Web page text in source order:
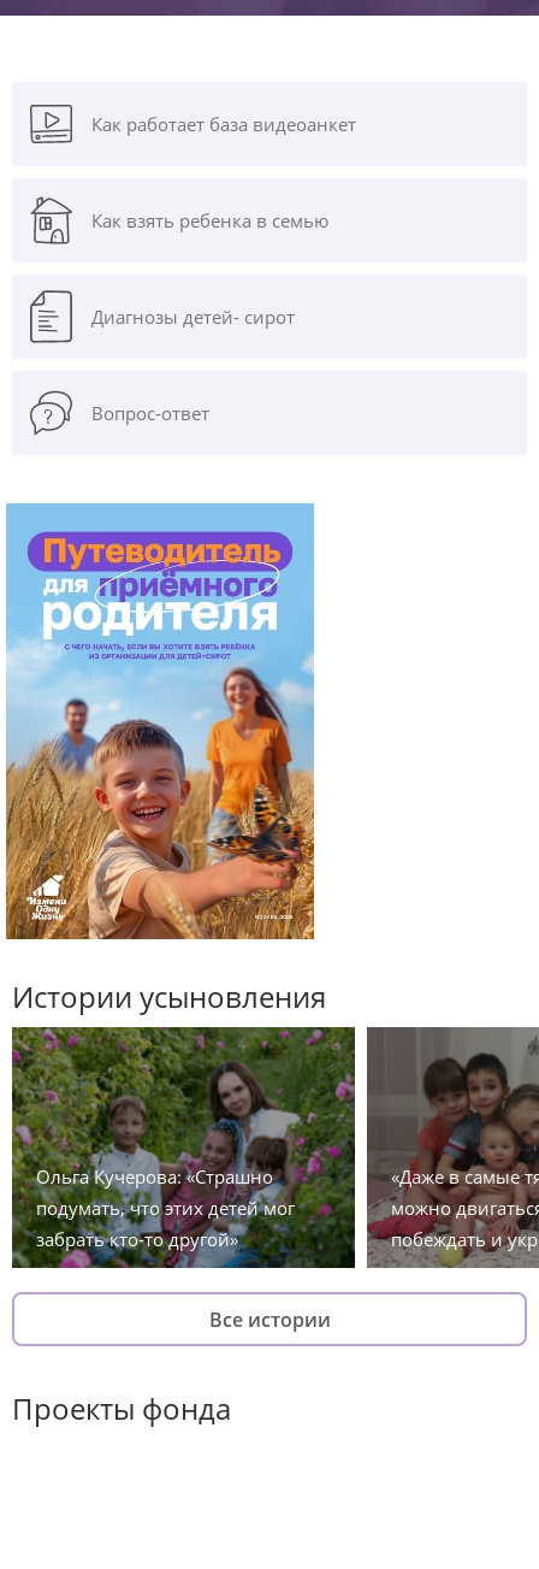
Как работает база видеоанкет
Как взять ребенка в семью
Диагнозы детей- сирот
Вопрос-ответ
Истории усыновления
Ольга Кучерова: «Страшно
подумать, что этих детей мог
забрать кто-то другой»
«Даже в самые
можно
побеждать и
Все истории
Проекты фонда